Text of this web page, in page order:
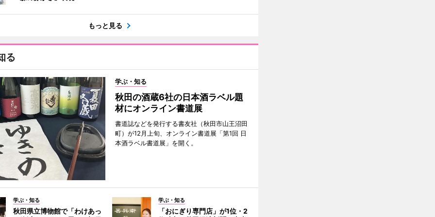
もっと見る
る
学ぶ・知る
秋田の酒蔵6社の日本酒ラベル題
材にオンライン書道展
書道誌などを発行する書友社（秋田市山王沼田
町）が12月上旬、オンライン書道展「第1回 日
本酒ラベル書道展」を開く。
学ぶ・知る
秋田県立博物館で「わけあっ
学ぶ・知る
「おにぎり専門店」が1位・2